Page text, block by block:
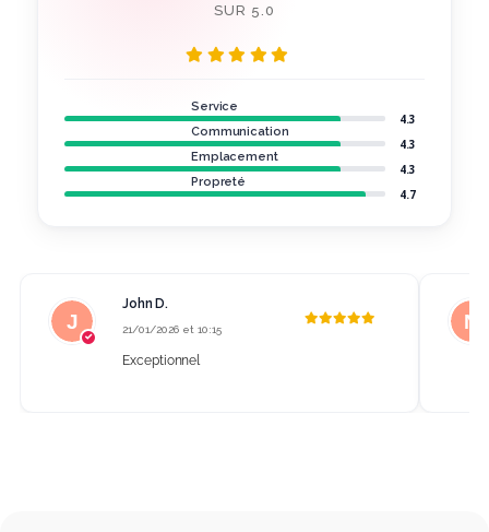
SUR 5.0
Service
4.3
Communication
4.3
Emplacement
4.3
Propreté
4.7
John D.
21/01/2026 et 10:15
Exceptionnel